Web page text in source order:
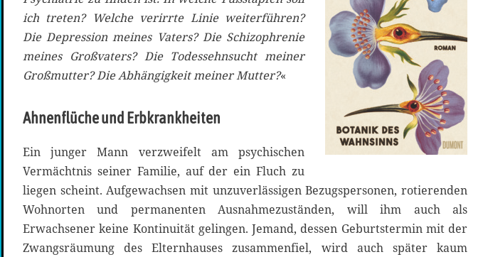
ich treten? Welche verirrte Linie weiterführen?
Die Depression meines Vaters? Die Schizophrenie
meines Großvaters? Die Todessehnsucht meiner
Großmutter? Die Abhängigkeit meiner Mutter?«
Ahnenflüche und Erbkrankheiten
Ein junger Mann verzweifelt am psychischen
Vermächtnis seiner Familie, auf der ein Fluch zu
liegen scheint. Aufgewachsen mit unzuverlässigen Bezugspersonen, rotierenden
Wohnorten und permanenten Ausnahmezuständen, will ihm auch als
Erwachsener keine Kontinuität gelingen. Jemand, dessen Geburtstermin mit der
Zwangsräumung des Elternhauses zusammenfiel, wird auch später kaum